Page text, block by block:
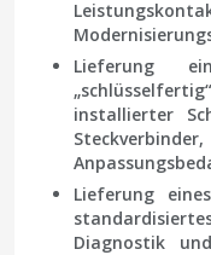
Lieferung
installierter
Lieferung
Diagnostik